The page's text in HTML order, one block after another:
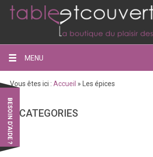
MENU
Vous êtes ici : Accueil » Les épices
CATEGORIES
BESOIN D'AIDE ?